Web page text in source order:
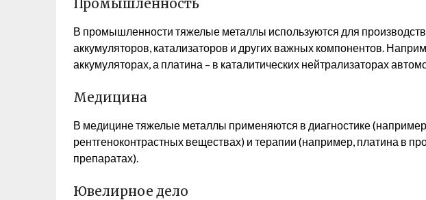
Промышленность
В промышленности тяжелые металлы используются для
аккумуляторов, катализаторов и других важных компонентов.
аккумуляторах, а платина – в каталитических нейтрализаторах
Медицина
В медицине тяжелые металлы применяются в диагностике
рентгеноконтрастных веществах) и терапии (например, платина в
препаратах).
Ювелирное дело